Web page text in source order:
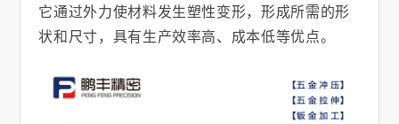
它通过外力使材料发生塑性变形，形成所需的形
状和尺寸，具有生产效率高、成本低等优点。